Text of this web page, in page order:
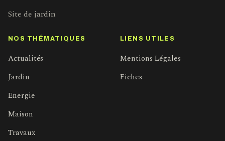
Site de jardin
NOS THÉMATIQUES
Actualités
Jardin
Energie
Maison
Travaux
LIENS UTILES
Mentions Légales
Fiches